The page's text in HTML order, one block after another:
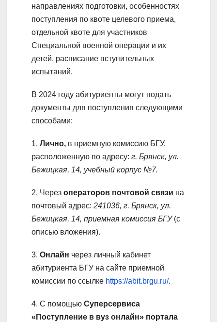
направлениях подготовки, особенностях
поступления по квоте целевого приема,
отдельной квоте для участников
Специальной военной операции и их
детей, расписание вступительных
испытаний.
В 2024 году абитуриенты могут подать
документы для поступления следующими
способами:
1. Лично, в приемную комиссию БГУ,
расположенную по адресу: г. Брянск, ул.
Бежицкая, 14, учебный корпус №7.
2. Через операторов почтовой связи на
почтовый адрес: 241036, г. Брянск, ул.
Бежицкая, 14, приемная комиссия БГУ(с
описью вложения).
3. Онлайн через личный кабинет
абитуриента БГУ на сайте приемной
комиссии по ссылке https://abit.brgu.ru/.
4. С помощью Суперсервиса
«Поступление в вуз онлайн» портала